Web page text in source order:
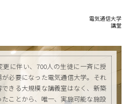
電気通信大学
講堂
更に伴い、700人の生徒に一斉に授
必要になった電気通信大学。それ
きる大規模な講義室はなく、新築
ことから、唯一、実施可能な施設